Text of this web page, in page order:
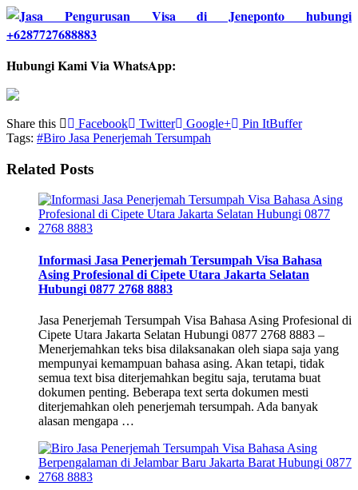
Hubungi Kami Via WhatsApp:
Share this Facebook Twitter Google+ Pin ItBuffer
Tags: #Biro Jasa Penerjemah Tersumpah
Related Posts
Informasi Jasa Penerjemah Tersumpah Visa Bahasa
Asing Profesional di Cipete Utara Jakarta Selatan
Hubungi 0877 2768 8883
Jasa Penerjemah Tersumpah Visa Bahasa Asing Profesional di
Cipete Utara Jakarta Selatan Hubungi 0877 2768 8883 –
Menerjemahkan teks bisa dilaksanakan oleh siapa saja yang
mempunyai kemampuan bahasa asing. Akan tetapi, tidak
semua text bisa diterjemahkan begitu saja, terutama buat
dokumen penting. Beberapa text serta dokumen mesti
diterjemahkan oleh penerjemah tersumpah. Ada banyak
alasan mengapa …